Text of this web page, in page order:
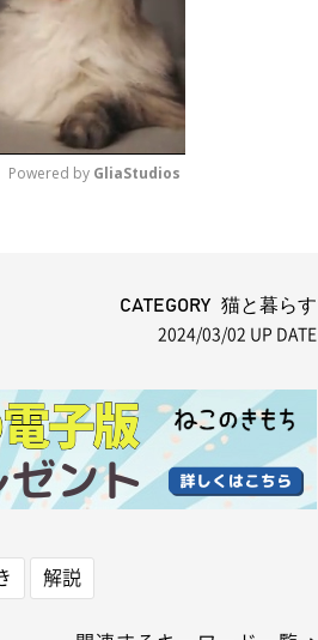
Powered by GliaStudios
CATEGORY 猫と暮らす
2024/03/02 UP DATE
解説